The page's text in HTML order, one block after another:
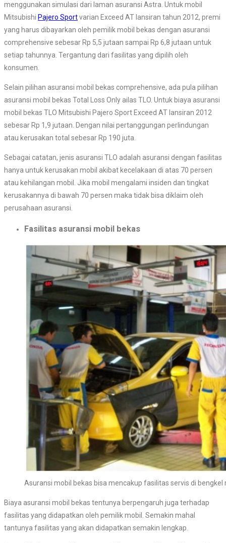
menggunakan simulasi dari laman asuransi Astra. Untuk mobil
Mitsubishi Pajero Sportvarian Exceed AT lansiran tahun 2012, premi
yang harus dibayarkan oleh pemilik mobil bekas dengan asuransi
comprehensive sebesar Rp 5,5 jutaan sampai Rp 6,8 jutaan untuk
setiap tahunnya. Tergantung dari fasilitas yang dipilih oleh
konsumen.
Selain pilihan asuransi mobil bekas comprehensive, ada pula pilihan
asuransi mobil bekas Total Loss Only ailas TLO. Untuk biaya asuransi
mobil bekas TLO Mitsubishi Pajero Sport Exceed AT lansiran 2012
sebesar Rp 1,9 jutaan. Dengan nilai pertanggungan perlindungan
atau kerusakan total sebesar Rp 190 juta.
Sebagai catatan, jenis asuransi TLO adalah asuransi dengan fasilitas
hanya untuk kerusakan mobil akibat kecelakaan di atas 70 persen
atau kehilangan mobil. Jika mobil mengalami insiden dan tingkat
kerusakannya di bawah 70 persen maka tidak bisa diklaim oleh
perusahaan asuransi.
Fasilitas asuransi mobil bekas
Asuransi mobil bekas bisa mencakup fasilitas servis di
Biaya asuransi mobil bekas tentunya berpengaruh juga terhadap
fasilitas yang didapatkan oleh pemilik mobil. Semakin mahal
tantunya fasilitas yang akan didapatkan semakin lengkap.